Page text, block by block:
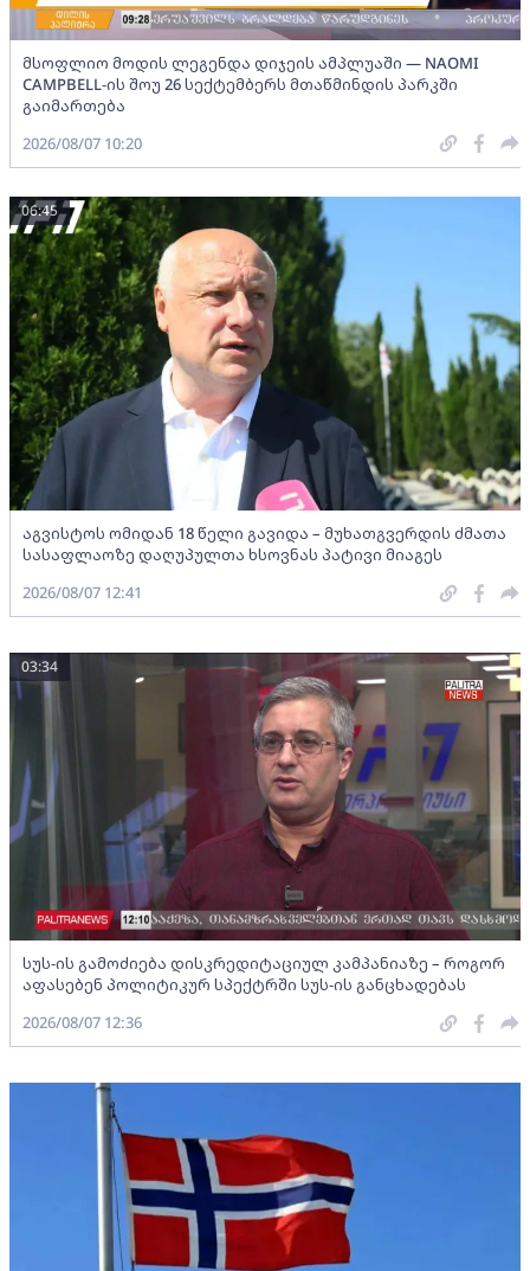
მსოფლიო მოდის ლეგენდა დიჯეის ამპლუაში — NAOMI
CAMPBELL-ის შოუ 26 სექტემბერს მთაწმინდის პარკში
გაიმართება
2026/08/07 10:20
აგვისტოს ომიდან 18 წელი გავიდა – მუხათგვერდის ძმათა
სასაფლაოზე დაღუპულთა ხსოვნას პატივი მიაგეს
06:45
2026/08/07 12:41
სუს-ის გამოძიება დისკრედიტაციულ კამპანიაზე – როგორ
აფასებენ პოლიტიკურ სპექტრში სუს-ის განცხადებას
03:34
2026/08/07 12:36